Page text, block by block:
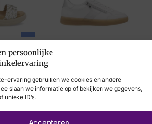
persoonlijke
ervaring gebruiken we cookies en andere
slaan we informatie op of bekijken we gegevens,
unieke ID’s.
Accepteren
752-H
Remonte
€